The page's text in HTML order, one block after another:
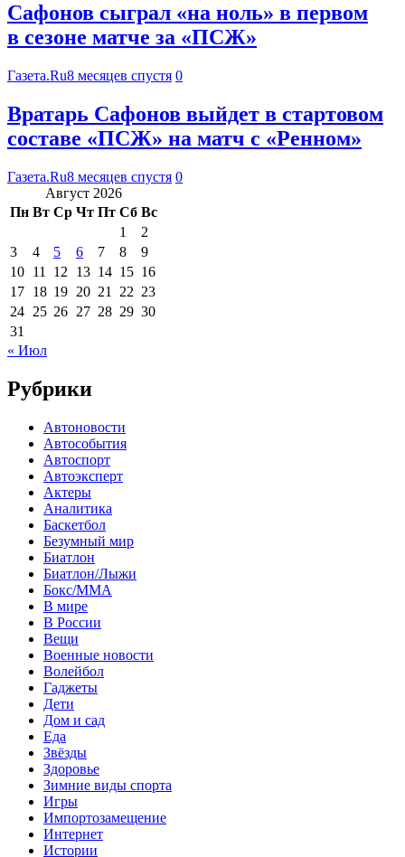
Сафонов сыграл «на ноль» в первом
в сезоне матче за «ПСЖ»
Газета.Ru8 месяцев спустя 0
Вратарь Сафонов выйдет в стартовом
составе «ПСЖ» на матч с «Ренном»
Газета.Ru8 месяцев спустя 0
Август 2026
Пн Вт Ср Чт Пт Сб Вс
1
2
3
4 5 6 7 8
9
10 11 12 13 14 15 16
17 18 19 20 21 22 23
24 25 26 27 28 29 30
31
« Июл
Рубрики
Автоновости
Автособытия
Автоспорт
Автоэксперт
Актеры
Аналитика
Баскетбол
Безумный мир
Биатлон
Биатлон/Лыжи
Бокс/MMA
В мире
В России
Вещи
Военные новости
Волейбол
Гаджеты
Дети
Дом и сад
Еда
Звёзды
Здоровье
Зимние виды спорта
Игры
Импортозамещение
Интернет
Истории